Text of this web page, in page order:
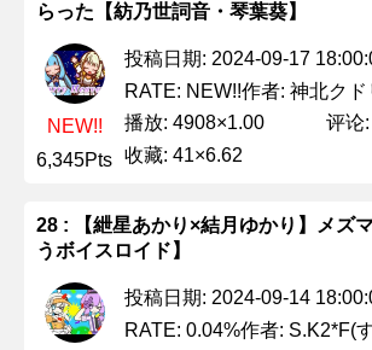
らった【紡乃世詞音・琴葉葵】
NEW!!
6,345Pts
投稿日期: 2024-09-17
RATE: NEW!!作者: 神北クド
播放: 4908×1.00
评论
收藏: 41×6.62
28 : 【紲星あかり×結月ゆかり】メズ
うボイスロイド】
投稿日期: 2024-09-14
RATE: 0.04%作者: S.K2*F(